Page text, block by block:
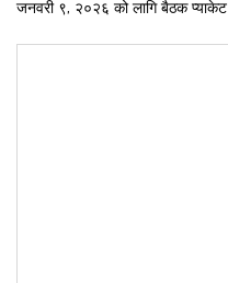
जनवरी ९, २०२६ को लागि बैठक प्याकेट